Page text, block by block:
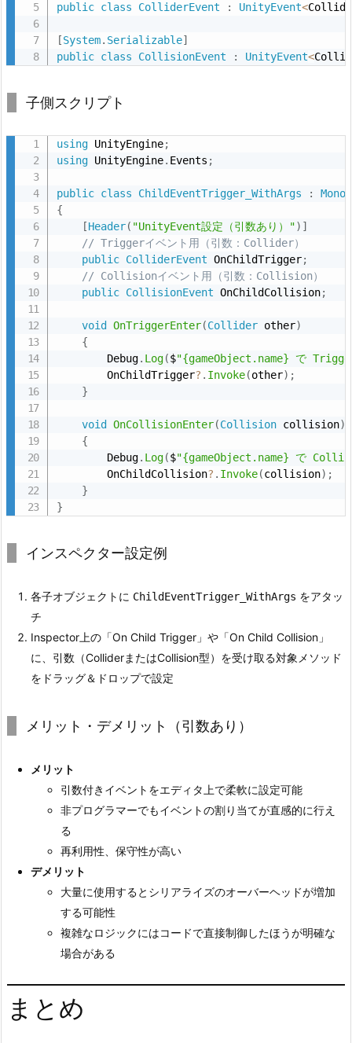
public class ColliderEvent : UnityEvent<
[System. Serializable]
public class CollisionEvent : UnityEvent<
子側スクリプト
using UnityEngine;
using UnityEngine. Events ;
public class ChildEventTrigger_WithArgs :
{
[Header( "UnityEvent設定（引数あり）") ]
// Triggerイベント用（引数：Collider）
public ColliderEvent OnChildTrigger;
// Collisionイベント用（引数：Collision）
public CollisionEvent OnChildCollision;
void OnTriggerEnter(Collider other)
{
        Debug
. Log($"{gameObject.name} で
        OnChildTrigger
? . Invoke(other) ;
}
void OnCollisionEnter(Collision collision)
{
        Debug
. Log($"{gameObject.name} で
        OnChildCollision
? . Invoke(collision) ;
}
}
インスペクター設定例
各子オブジェクトに ChildEventTrigger_WithArgs をアタッ
チ
Inspector上の「On Child Trigger」や「On Child Collision」
に、引数（ColliderまたはCollision型）を受け取る対象メソッド
をドラッグ＆ドロップで設定
メリット・デメリット（引数あり）
メリット
引数付きイベントをエディタ上で柔軟に設定可能
非プログラマーでもイベントの割り当てが直感的に行え
る
再利用性、保守性が高い
デメリット
大量に使用するとシリアライズのオーバーヘッドが増加
する可能性
複雑なロジックにはコードで直接制御したほうが明確な
場合がある
まとめ